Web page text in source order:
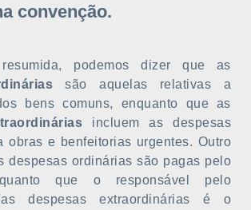
convenção.
podemos dizer que as
são aquelas relativas a
bens comuns, enquanto que as
incluem as despesas
obras e benfeitorias urgentes. Outro
despesas ordinárias são pagas pelo
que o responsável pelo
despesas extraordinárias é o